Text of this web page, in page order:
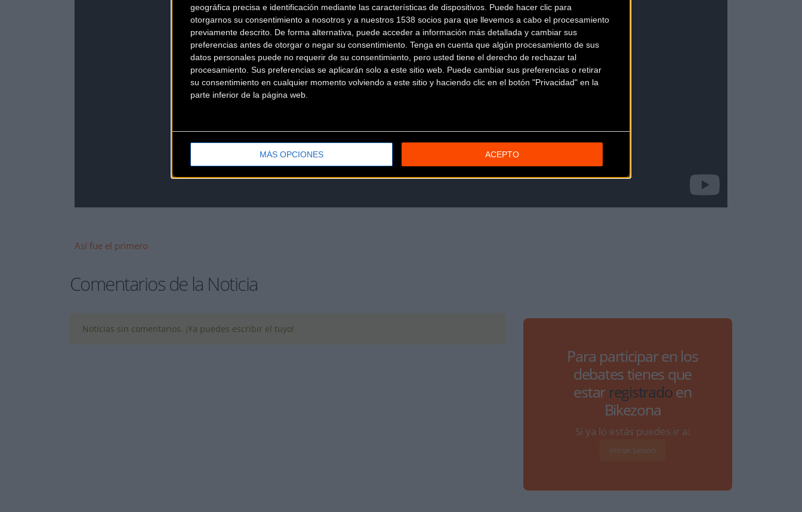
geográfica precisa e identificación mediante las características de dispositivos. Puede hacer clic para
otorgarnos su consentimiento a nosotros y a nuestros 1538 socios para que llevemos a cabo el procesamiento
previamente descrito. De forma alternativa, puede acceder a información más detallada y cambiar sus
preferencias antes de otorgar o negar su consentimiento. Tenga en cuenta que algún procesamiento de sus
datos personales puede no requerir de su consentimiento, pero usted tiene el derecho de rechazar tal
procesamiento. Sus preferencias se aplicarán solo a este sitio web. Puede cambiar sus preferencias o retirar
su consentimiento en cualquier momento volviendo a este sitio y haciendo clic en el botón "Privacidad" en la
parte inferior de la página web.
MÁS OPCIONES ACEPTO
Así fue el primero
Comentarios de la Noticia
Noticias sin comentarios. ¡Ya puedes escribir el tuyo!
Para participar en los
debates tienes que
estar registradoen
Bikezona
Si ya lo estás puedes ir a:
Iniciar Sesión